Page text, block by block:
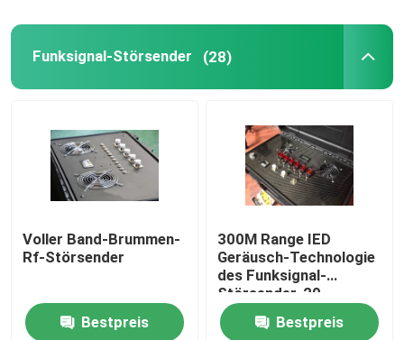
Funksignal-Störsender (28)
Voller Band-Brummen-
Rf-Störsender
Bestpreis
300M Range IED
Geräusch-Technologie
des Funksignal-
Störsender-20-
500Mhz Digital
Bestpreis